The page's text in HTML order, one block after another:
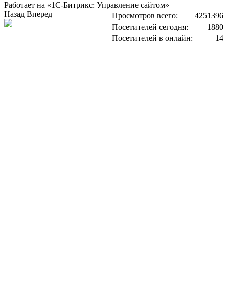
Работает на «1С-Битрикс: Управление сайтом»
Просмотров всего:
4251396
Посетителей сегодня:
1880
Посетителей в онлайн:
14
Назад Вперед